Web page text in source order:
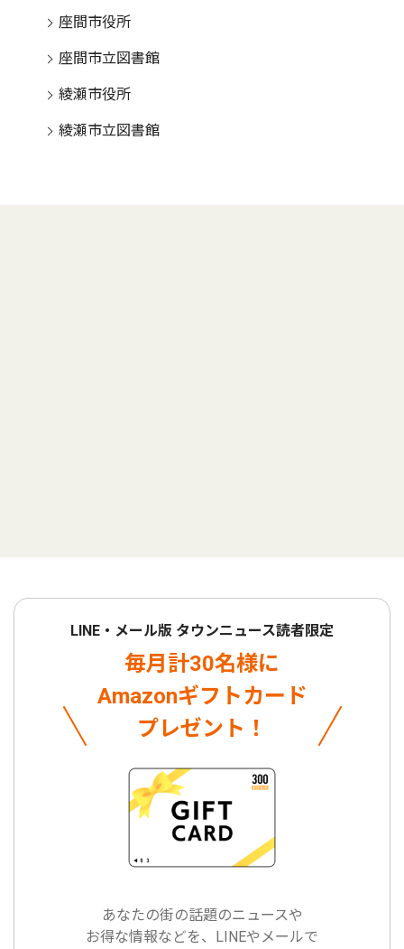
座間市役所
座間市立図書館
綾瀬市役所
綾瀬市立図書館
LINE・メール版 タウンニュース読者限定
毎月計30名様に
Amazonギフトカード
プレゼント！
あなたの街の話題のニュースや
お得な情報などを、LINEやメールで